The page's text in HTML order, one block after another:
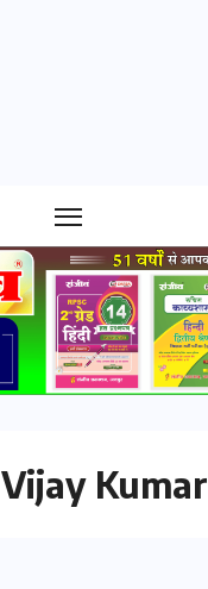
Vijay Kumar